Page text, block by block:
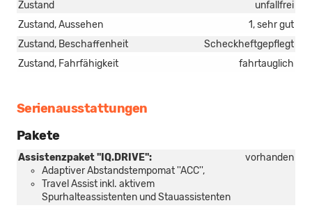
Zustand
unfallfrei
Zustand, Aussehen
1, sehr gut
Zustand, Beschaffenheit
Scheckheftgepflegt
Zustand, Fahrfähigkeit
fahrtauglich
Serienausstattungen
Pakete
Assistenzpaket ''IQ.DRIVE'':
Adaptiver Abstandstempomat ''ACC'',
Travel Assist inkl. aktivem
Spurhalteassistenten und Stauassistenten
vorhanden